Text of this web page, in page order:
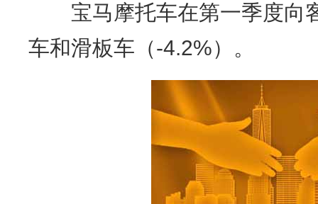
宝马摩托车在第一季度向
车和滑板车（-4.2%）。